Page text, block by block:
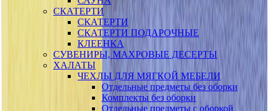
СКАТЕРТИ
СКАТЕРТИ
СКАТЕРТИ ПОДАРОЧНЫЕ
КЛЕЕНКА
СУВЕНИРЫ, МАХРОВЫЕ ДЕСЕРТЫ
ХАЛАТЫ
ЧЕХЛЫ ДЛЯ МЯГКОЙ МЕБЕЛИ
Отдельные предметы без оборки
Комплекты без оборки
Отдельные предметы с оборкой